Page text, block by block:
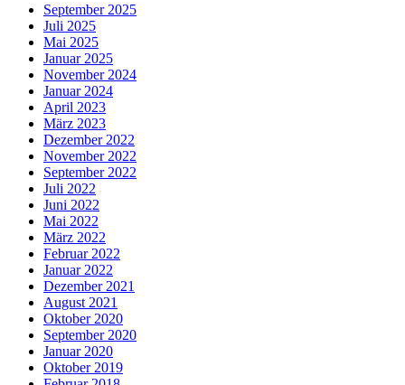
September 2025
Juli 2025
Mai 2025
Januar 2025
November 2024
Januar 2024
April 2023
März 2023
Dezember 2022
November 2022
September 2022
Juli 2022
Juni 2022
Mai 2022
März 2022
Februar 2022
Januar 2022
Dezember 2021
August 2021
Oktober 2020
September 2020
Januar 2020
Oktober 2019